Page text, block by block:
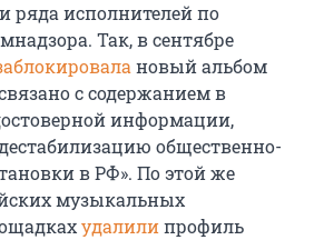
ряда исполнителей по
Так, в сентябре
новый альбом
с содержанием в
информации,
общественно-
в РФ». По этой же
музыкальных
удалилипрофиль